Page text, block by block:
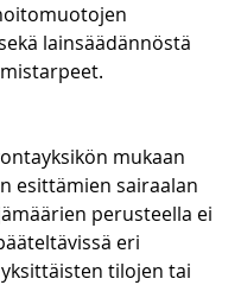
lainsäädännöstä
mukaan
esittämien sairaalan
perusteella ei
eri
tilojen tai